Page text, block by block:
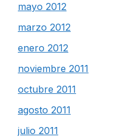
mayo 2012
marzo 2012
enero 2012
noviembre 2011
octubre 2011
agosto 2011
julio 2011